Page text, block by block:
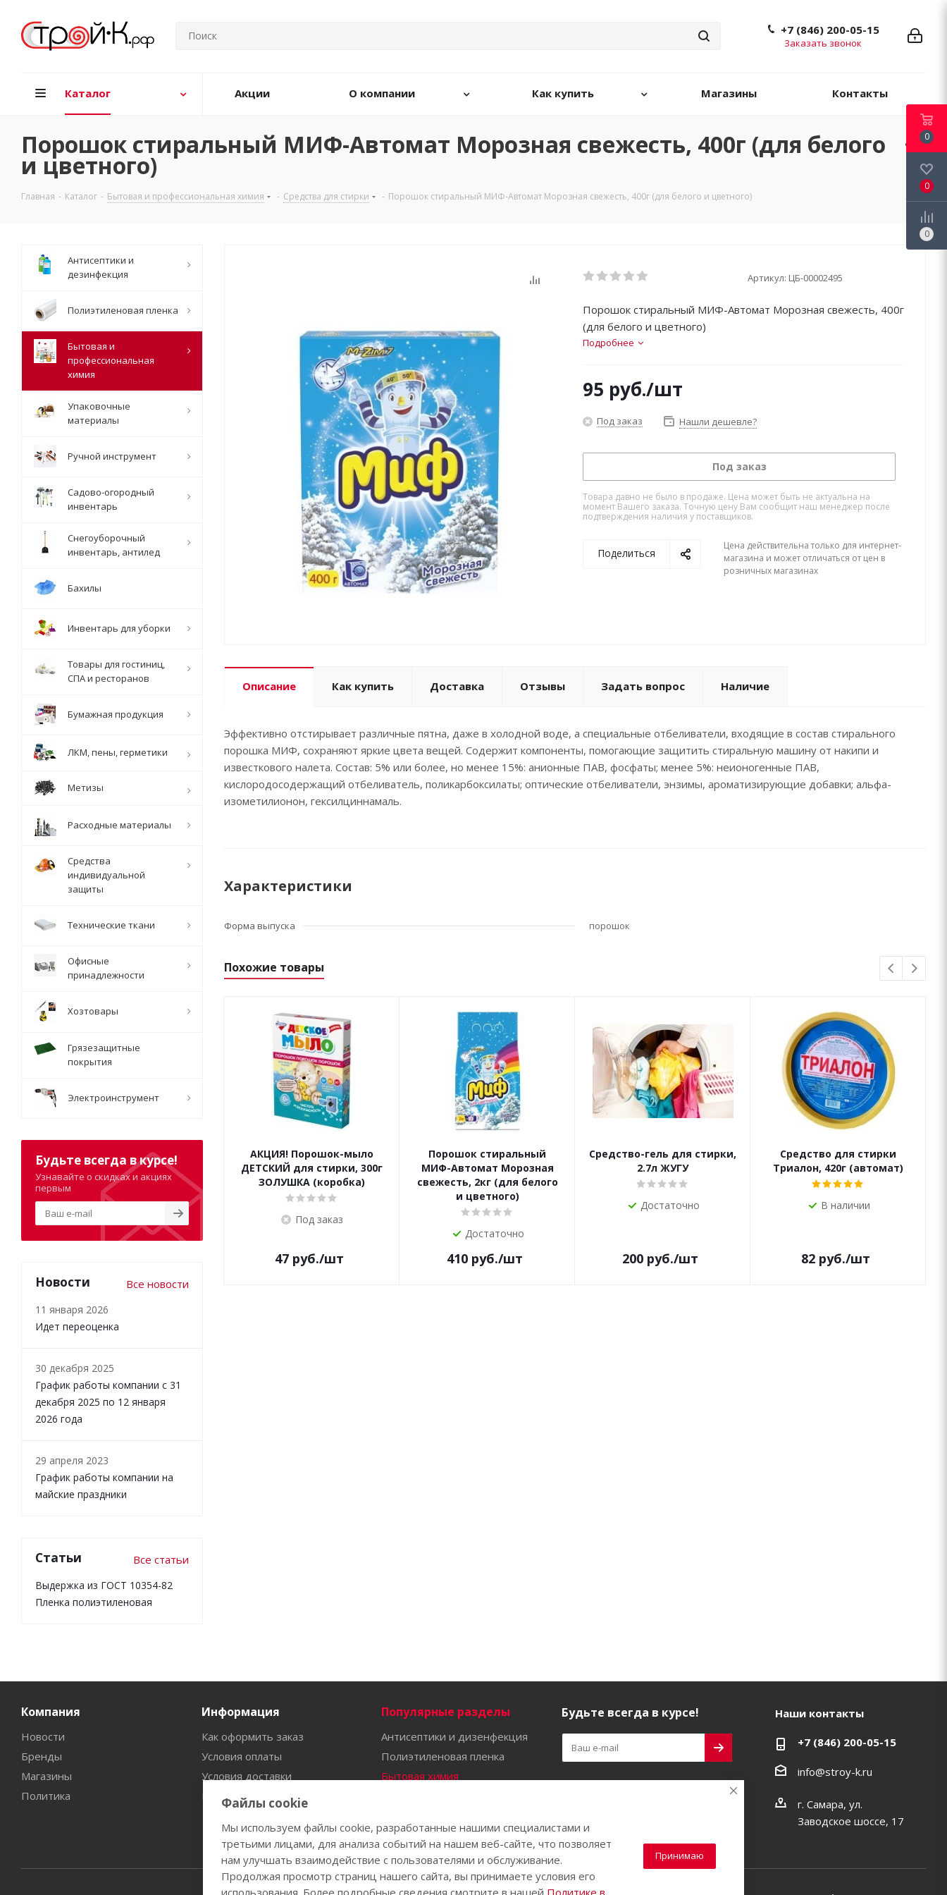
+7 (846) 200-05-15
Заказать звонок
Каталог Акции О компании Как купить Магазины Контакты
Порошок стиральный МИФ-Автомат Морозная свежесть, 400г (для белого
и цветного)
Главная - Каталог - Бытовая и профессиональная химия - Средства для стирки - Порошок стиральный МИФ-Автомат Морозная свежесть, 400г (для белого и цветного)
Артикул: ЦБ-00002495
Порошок стиральный МИФ-Автомат Морозная свежесть, 400г
(для белого и цветного)
Подробнее
95 руб./шт
Под заказ Нашли дешевле?
Под заказ
Товара давно не было в продаже. Цена может быть не актуальна на
момент Вашего заказа. Точную цену Вам сообщит наш менеджер после
подтверждения наличия у поставщиков.
Поделиться
Цена действительна только для интернет-
магазина и может отличаться от цен в
розничных магазинах
Описание Как купить Доставка Отзывы Задать вопрос Наличие
Эффективно отстирывает различные пятна, даже в холодной воде, а специальные отбеливатели, входящие в состав стирального
порошка МИФ, сохраняют яркие цвета вещей. Содержит компоненты, помогающие защитить стиральную машину от накипи и
известкового налета. Состав: 5% или более, но менее 15%: анионные ПАВ, фосфаты; менее 5%: неионогенные ПАВ,
кислородосодержащий отбеливатель, поликарбоксилаты; оптические отбеливатели, энзимы, ароматизирующие добавки; альфа-
изометилионон, гексилциннамаль.
Характеристики
Форма выпуска порошок
Похожие товары
АКЦИЯ! Порошок-мыло
ДЕТСКИЙ для стирки, 300г
ЗОЛУШКА (коробка)
Под заказ
47 руб./шт
Порошок стиральный
МИФ-Автомат Морозная
свежесть, 2кг (для белого
и цветного)
Достаточно
410 руб./шт
Средство-гель для стирки,
2.7л ЖУГУ
Достаточно
200 руб./шт
Средство для стирки
Триалон, 420г (автомат)
В наличии
82 руб./шт
Антисептики и
дезинфекция
Полиэтиленовая пленка
Бытовая и
профессиональная
химия
Упаковочные
материалы
Ручной инструмент
Садово-огородный
инвентарь
Снегоуборочный
инвентарь, антилед
Бахилы
Инвентарь для уборки
Товары для гостиниц,
СПА и ресторанов
Бумажная продукция
ЛКМ, пены, герметики
Метизы
Расходные материалы
Средства
индивидуальной
защиты
Технические ткани
Офисные
принадлежности
Хозтовары
Грязезащитные
покрытия
Электроинструмент
Будьте всегда в курсе!
Узнавайте о скидках и акциях
первым
Новости Все новости
11 января 2026
Идет переоценка
30 декабря 2025
График работы компании с 31
декабря 2025 по 12 января
2026 года
29 апреля 2023
График работы компании на
майские праздники
Статьи Все статьи
Выдержка из ГОСТ 10354-82
Пленка полиэтиленовая
Компания
Новости
Бренды
Магазины
Политика
Информация
Как оформить заказ
Условия оплаты
Условия доставки
Гарантия на товар
Популярные разделы
Антисептики и дизенфекция
Полиэтиленовая пленка
Бытовая химия
Бахилы
Будьте всегда в курсе! Наши контакты
+7 (846) 200-05-15
info@stroy-k.ru
г. Самара, ул.
Заводское шоссе, 17
0
0
0
Файлы cookie
Мы используем файлы cookie, разработанные нашими специалистами и
третьими лицами, для анализа событий на нашем веб-сайте, что позволяет
нам улучшать взаимодействие с пользователями и обслуживание.
Продолжая просмотр страниц нашего сайта, вы принимаете условия его
использования. Более подробные сведения смотрите в нашей Политике в
Принимаю